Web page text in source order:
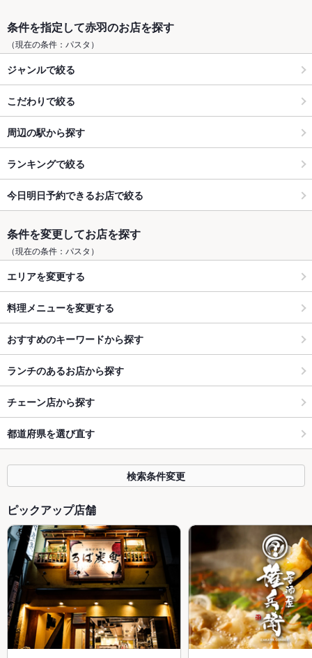
条件を指定して赤羽のお店を探す
（現在の条件：パスタ）
ジャンルで絞る
こだわりで絞る
周辺の駅から探す
ランキングで絞る
今日明日予約できるお店で絞る
条件を変更してお店を探す
（現在の条件：パスタ）
エリアを変更する
料理メニューを変更する
おすすめのキーワードから探す
ランチのあるお店から探す
チェーン店から探す
都道府県を選び直す
検索条件変更
ピックアップ店舗